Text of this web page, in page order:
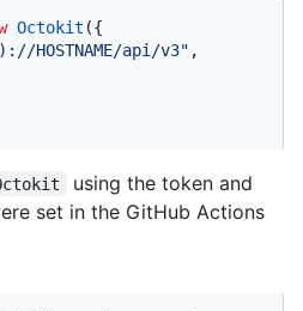
Octokit ({
HOSTNAME/api/v3" ,
using the token and
set in the GitHub Actions